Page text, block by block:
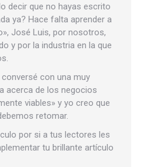
decir que no hayas escrito
ya? Hace falta aprender a
José Luis, por nosotros,
y por la industria en la que
con una muy
acerca de los negocios
viables» y yo creo que
retomar.
por si a tus lectores les
tu brillante artículo